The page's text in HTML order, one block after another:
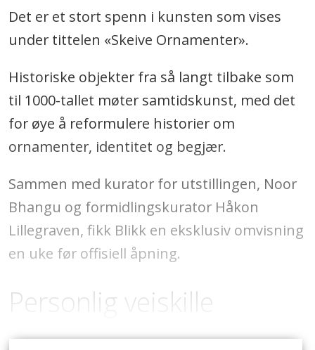
Det er et stort spenn i kunsten som vises
under tittelen «Skeive Ornamenter».
Historiske objekter fra så langt tilbake som
til 1000-tallet møter samtidskunst, med det
for øye å reformulere historier om
ornamenter, identitet og begjær.
Sammen med kurator for utstillingen, Noor
Bhangu og formidlingskurator Håkon
Lillegraven, fikk Blikk en eksklusiv omvisning
en uke før offisiell åpning.
Personlig veiskille